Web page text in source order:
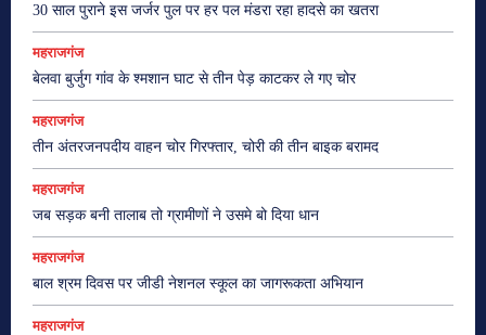
30 साल पुराने इस जर्जर पुल पर हर पल मंडरा रहा हादसे का खतरा
महराजगंज
बेलवा बुर्जुग गांव के श्मशान घाट से तीन पेड़ काटकर ले गए चोर
महराजगंज
तीन अंतरजनपदीय वाहन चोर गिरफ्तार, चोरी की तीन बाइक बरामद
महराजगंज
जब सड़क बनी तालाब तो ग्रामीणों ने उसमे बो दिया धान
महराजगंज
बाल श्रम दिवस पर जीडी नेशनल स्कूल का जागरूकता अभियान
महराजगंज